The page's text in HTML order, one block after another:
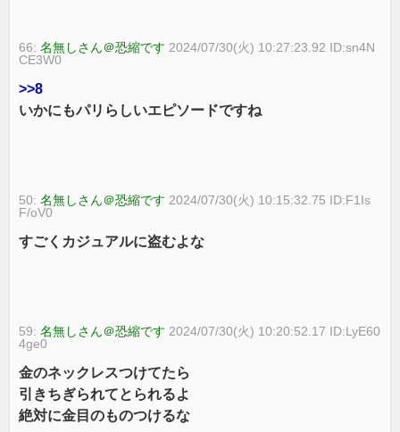
66:名無しさん＠恐縮です 2024/07/30(火) 10:27:23.92 ID:sn4N
CE3W0
>>8
いかにもパリらしいエピソードですね
50:名無しさん＠恐縮です 2024/07/30(火) 10:15:32.75 ID:F1Is
F/oV0
すごくカジュアルに盗むよな
59:名無しさん＠恐縮です 2024/07/30(火) 10:20:52.17 ID:LyE60
4ge0
金のネックレスつけてたら
引きちぎられてとられるよ
絶対に金目のものつけるな